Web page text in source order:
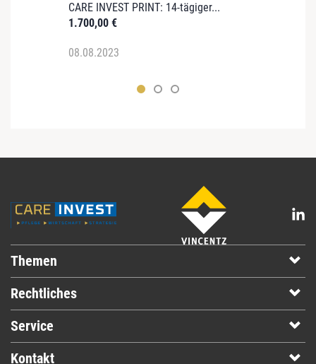
CARE INVEST PRINT: 14-tägiger...
1.700,00 €
08.08.2023
Themen
Rechtliches
Service
Kontakt